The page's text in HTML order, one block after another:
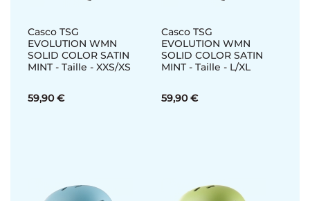
Casco TSG
EVOLUTION WMN
SOLID COLOR SATIN
MINT - Taille - XXS/XS
59,90 €
Casco TSG
EVOLUTION WMN
SOLID COLOR SATIN
MINT - Taille - L/XL
59,90 €